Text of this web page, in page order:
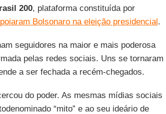
200, plataforma constituída por
Bolsonaro na eleição presidencial.
seguidores na maior e mais poderosa
pelas redes sociais. Uns se tornaram
a ser fechada a recém-chegados.
do poder. As mesmas mídias sociais
“mito” e ao seu ideário de